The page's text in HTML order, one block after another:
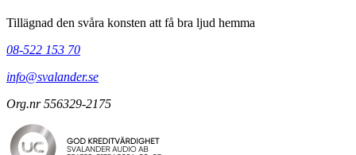
Tillägnad den svåra konsten att få bra ljud hemma
08-522 153 70
info@svalander.se
Org.nr 556329-2175